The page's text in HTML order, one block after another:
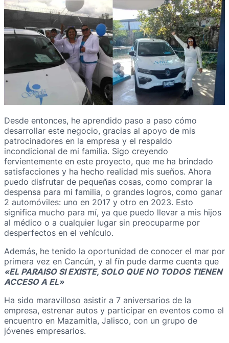
Desde entonces, he aprendido paso a paso cómo
desarrollar este negocio, gracias al apoyo de mis
patrocinadores en la empresa y el respaldo
incondicional de mi familia. Sigo creyendo
fervientemente en este proyecto, que me ha brindado
satisfacciones y ha hecho realidad mis sueños. Ahora
puedo disfrutar de pequeñas cosas, como comprar la
despensa para mi familia, o grandes logros, como ganar
2 automóviles: uno en 2017 y otro en 2023. Esto
significa mucho para mí, ya que puedo llevar a mis hijos
al médico o a cualquier lugar sin preocuparme por
desperfectos en el vehículo.
Además, he tenido la oportunidad de conocer el mar por
primera vez en Cancún, y al fín pude darme cuenta que
«EL PARAISO SI EXISTE, SOLO QUE NO TODOS TIENEN
ACCESO A EL»
Ha sido maravilloso asistir a 7 aniversarios de la
empresa, estrenar autos y participar en eventos como el
encuentro en Mazamitla, Jalisco, con un grupo de
jóvenes empresarios.